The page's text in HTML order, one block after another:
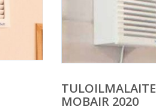
TULOILMALAITE
MOBAIR 2020